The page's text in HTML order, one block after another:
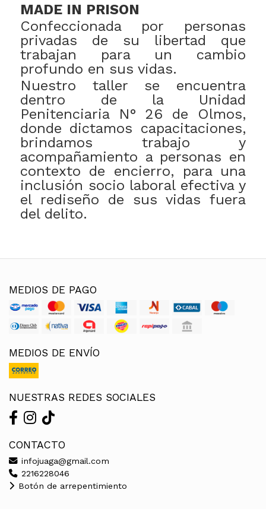
MADE IN PRISON
Confeccionada por personas
privadas de su libertad que
trabajan para un cambio
profundo en sus vidas.
Nuestro taller se encuentra
dentro de la Unidad
Penitenciaria N° 26 de Olmos,
donde dictamos capacitaciones,
brindamos trabajo y
acompañamiento a personas en
contexto de encierro, para una
inclusión socio laboral efectiva y
el rediseño de sus vidas fuera
del delito.
MEDIOS DE PAGO
MEDIOS DE ENVÍO
NUESTRAS REDES SOCIALES
CONTACTO
infojuaga@gmail.com
2216228046
Botón de arrepentimiento